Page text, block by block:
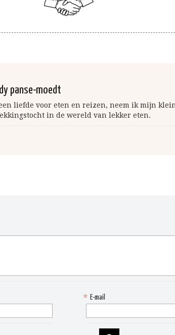
panse-moedt
liefde voor eten en reizen, neem ik mijn
in de wereld van lekker eten.
E-mail
*